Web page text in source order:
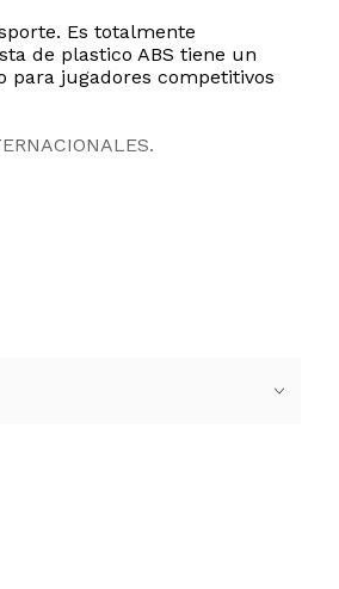
Es totalmente
de plastico ABS tiene un
para jugadores competitivos